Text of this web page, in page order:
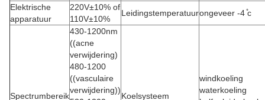
Elektrische
apparatuur
220V±10% of
110V±10%
Leidingstemperatuurongeveer -4 ̊c
Spectrumbereik
430-1200nm
((acne
verwijdering)
480-1200
((vasculaire
verwijdering))
Koelsysteem
windkoeling
waterkoeling